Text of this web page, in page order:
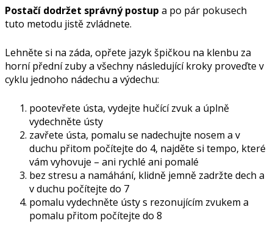
Postačí dodržet správný postup a po pár pokusech
tuto metodu jistě zvládnete.
Lehněte si na záda, opřete jazyk špičkou na klenbu za
horní přední zuby a všechny následující kroky proveďte v
cyklu jednoho nádechu a výdechu:
pootevřete ústa, vydejte hučící zvuk a úplně
vydechněte ústy
zavřete ústa, pomalu se nadechujte nosem a v
duchu přitom počítejte do 4, najděte si tempo, které
vám vyhovuje – ani rychlé ani pomalé
bez stresu a namáhání, klidně jemně zadržte dech a
v duchu počítejte do 7
pomalu vydechněte ústy s rezonujícím zvukem a
pomalu přitom počítejte do 8